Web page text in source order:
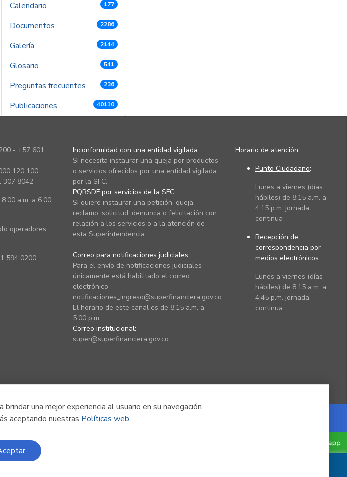
una mejor experiencia al usuario en su navegación.
aceptando nuestras Políticas web.
Calendario
177
Documentos 2286
Galería 2144
Glosario 541
Preguntas frecuentes 236
Publicaciones 40110
- +57 601
120 100
307 8042
a.m. a 6:00
operadores
594 0200
Inconformidad con una entidad vigilada:
Si necesita instaurar una queja por productos
o servicios ofrecidos por una entidad vigilada
por la SFC.
PQRSDF por servicios de la SFC:
Si quiere instaurar una petición, queja,
reclamo, solicitud, denuncia o felicitación con
relación a los servicios o a la atención de
esta Superintendencia.
Correo para notificaciones judiciales:
Para el envío de notificaciones judiciales
únicamente está habilitado el correo
electrónico
notificaciones_ingreso@superfinanciera.gov.co
El horario de este canal es de 8:15 a.m. a
5:00 p.m.
Correo institucional:
super@superfinanciera.gov.co
Horario de atención
Punto Ciudadano:
Lunes a viernes (días
hábiles) de 8:15 a.m. a
4:15 p.m. jornada
continua
Recepción de
correspondencia por
medios electrónicos:
Lunes a viernes (días
hábiles) de 8:15 a.m. a
4:45 p.m. jornada
continua
Powered by Nexura